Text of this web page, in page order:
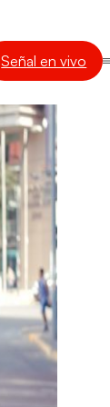
Señal en vivo